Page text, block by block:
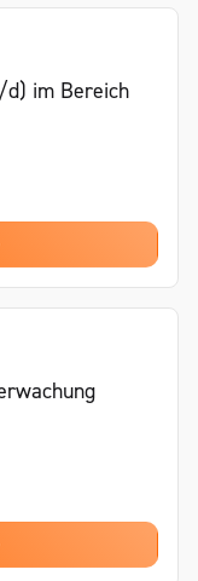
im Bereich